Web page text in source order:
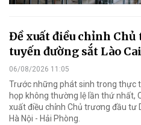
Đề xuất điều chỉnh Chủ
tuyến đường sắt Lào
06/08/2026 11:05
Trước những phát sinh trong thực
họp không thường lệ lần thứ nhất,
xuất điều chỉnh Chủ trương đầu tư
Hà Nội - Hải Phòng.